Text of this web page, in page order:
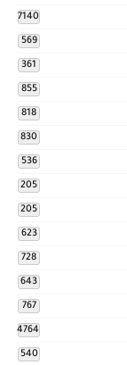
7140
569
361
855
818
830
536
205
205
623
728
643
767
4764
540